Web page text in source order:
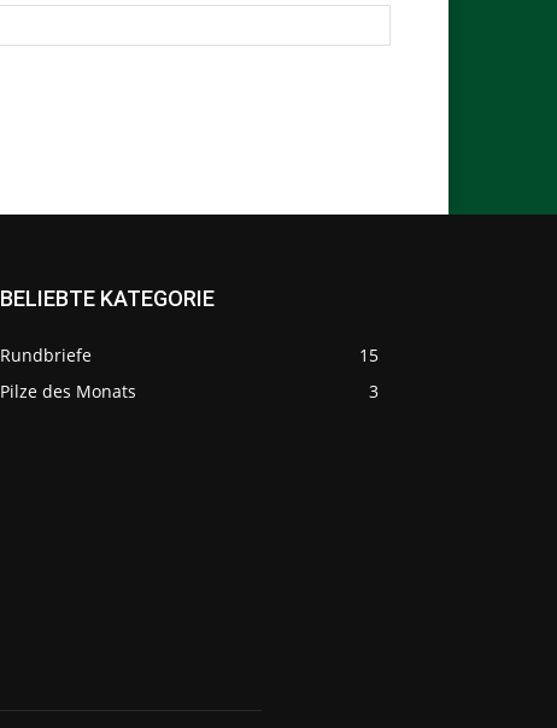
BELIEBTE KATEGORIE
Rundbriefe
15
Pilze des Monats
3